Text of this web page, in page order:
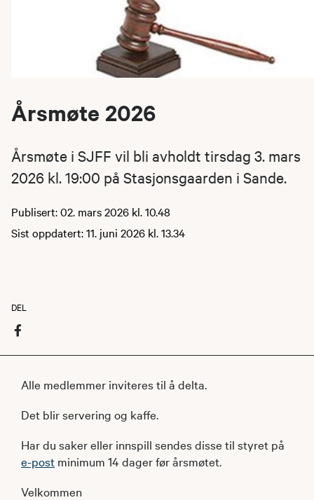
Årsmøte 2026
Årsmøte i SJFF vil bli avholdt tirsdag 3. mars
2026 kl. 19:00 på Stasjonsgaarden i Sande.
Publisert: 02. mars 2026 kl. 10.48
Sist oppdatert: 11. juni 2026 kl. 13.34
DEL
Alle medlemmer inviteres til å delta.
Det blir servering og kaffe.
Har du saker eller innspill sendes disse til styret på
e-post minimum 14 dager før årsmøtet.
Velkommen